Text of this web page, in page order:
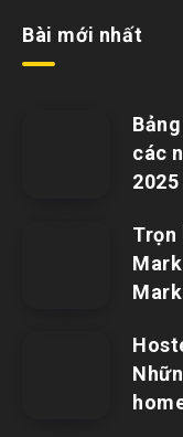
Bài mới nhất
các
2025
Trọn